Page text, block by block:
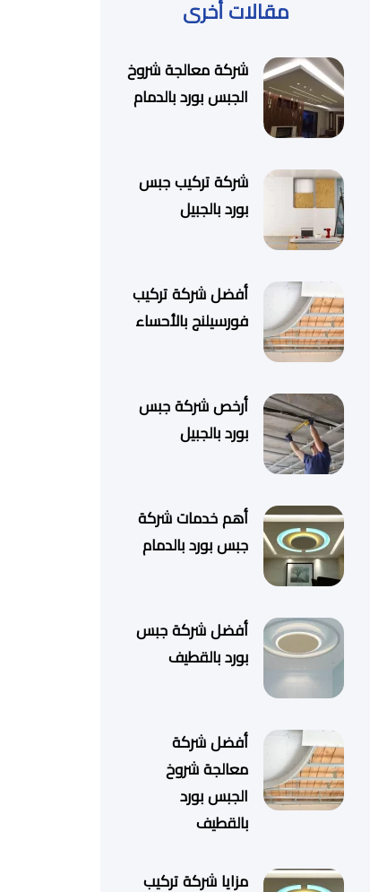
مقالات أخرى
شركة معالجة شروخ
الجبس بورد بالدمام
شركة تركيب جبس
بورد بالجبيل
أفضل شركة تركيب
فورسيلنج بالأحساء
أرخص شركة جبس
بورد بالجبيل
أهم خدمات شركة
جبس بورد بالدمام
أفضل شركة جبس
بورد بالقطيف
أفضل شركة
معالجة شروخ
الجبس بورد
بالقطيف
مزايا شركة تركيب